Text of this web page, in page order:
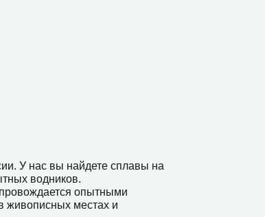
У нас вы найдете сплавы на
водников.
опытными
живописных местах и